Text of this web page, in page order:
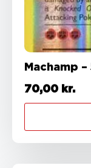
Machamp
70,00 kr.